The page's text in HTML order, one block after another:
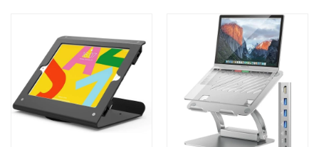
الشركة المصنعة
HDMI 4K ، PD 100W | الشركة
المصنعة ومورد OEM/ODM